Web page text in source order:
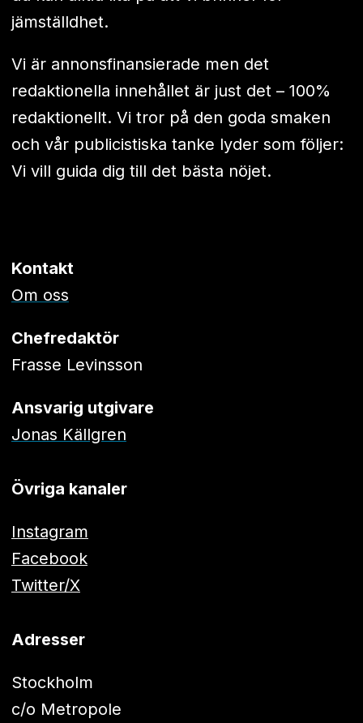
jämställdhet.
Vi är annonsfinansierade men det
redaktionella innehållet är just det – 100%
redaktionellt. Vi tror på den goda smaken
och vår publicistiska tanke lyder som följer:
Vi vill guida dig till det bästa nöjet.
Kontakt
Om oss
Chefredaktör
Frasse Levinsson
Ansvarig utgivare
Jonas Källgren
Övriga kanaler
Instagram
Facebook
Twitter/X
Adresser
Stockholm
c/o Metropole